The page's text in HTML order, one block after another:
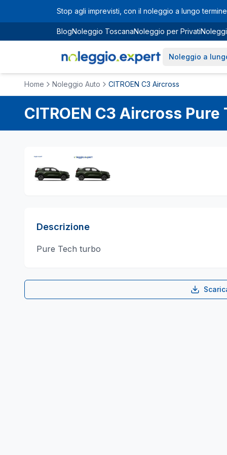
Vai al contenuto principale
Stop agli imprevisti, con il noleggio a lungo
BlogNoleggio ToscanaNoleggio per Privati
Noleggio a
Home Noleggio Auto CITROEN C3 Aircross
CITROEN C3 Aircross Pure
Descrizione
Pure Tech turbo